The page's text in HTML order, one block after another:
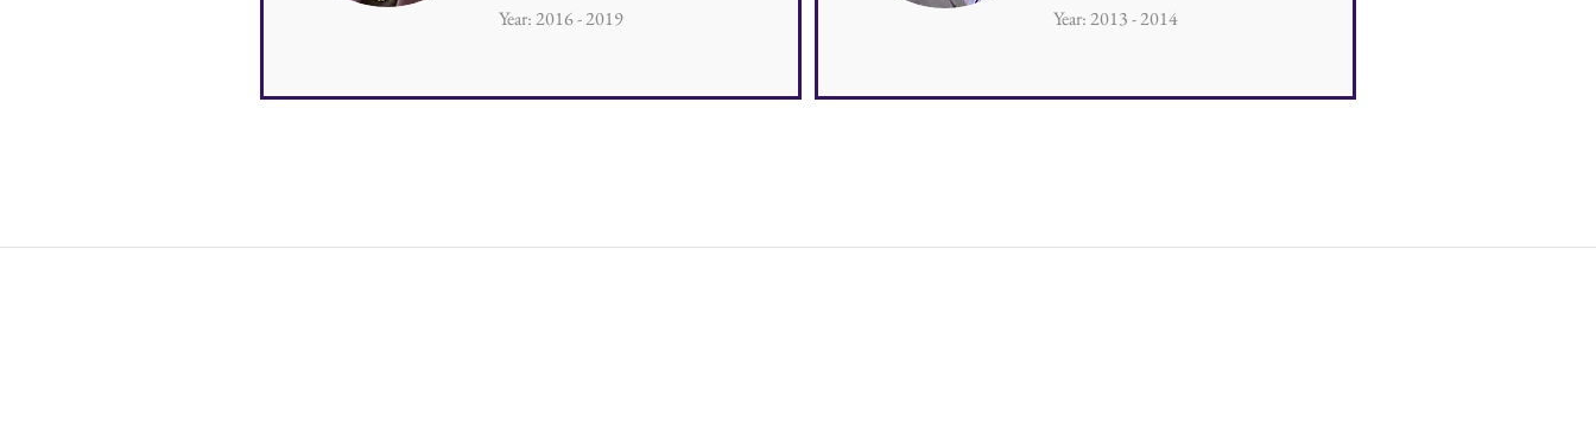
Year: 2016 - 2019 Year: 2013 - 2014